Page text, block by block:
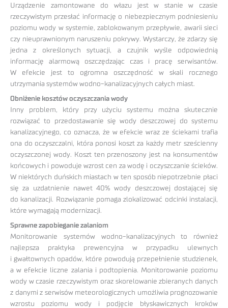
Urządzenie zamontowane do włazu jest w stanie w czasie
rzeczywistym przesłać informację o niebezpiecznym podniesieniu
poziomu wody w systemie, zablokowanym przepływie, awarii sieci
czy nieuprawnionym naruszeniu pokrywy. Wystarczy, że zdarzy się
jedna z określonych sytuacji, a czujnik wyśle odpowiednią
informację alarmową oszczędzając czas i pracę serwisantów.
W efekcie jest to ogromna oszczędność w skali rocznego
utrzymania systemów wodno-kanalizacyjnych całych miast.
Obniżenie kosztów oczyszczania wody
Inny problem, który przy użyciu systemu można skutecznie
rozwiązać to przedostawanie się wody deszczowej do systemu
kanalizacyjnego, co oznacza, że w efekcie wraz ze ściekami trafia
ona do oczyszczalni, która ponosi koszt za każdy metr sześcienny
oczyszczonej wody. Koszt ten przenoszony jest na konsumentów
końcowych i powoduje wzrost cen za wodę i oczyszczanie ścieków.
W niektórych duńskich miastach w ten sposób niepotrzebnie płaci
się za uzdatnienie nawet 40% wody deszczowej dostającej się
do kanalizacji. Rozwiązanie pomaga zlokalizować odcinki instalacji,
które wymagają modernizacji.
Sprawne zapobieganie zalaniom
Monitorowanie systemów wodno-kanalizacyjnych to również
najlepsza praktyka prewencyjna w przypadku ulewnych
i gwałtownych opadów, które powodują przepełnienie studzienek,
a w efekcie liczne zalania i podtopienia. Monitorowanie poziomu
wody w czasie rzeczywistym oraz skorelowanie zbieranych danych
z danymi z serwisów meteorologicznych umożliwia prognozowanie
wzrostu poziomu wody i podjęcie błyskawicznych kroków